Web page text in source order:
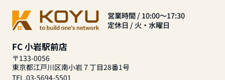
営業時間 / 10:00～17:30
定休日 / 火・水曜日
FC 小岩駅前店
〒133-0056
東京都江戸川区南小岩７丁目28番1号
TEL.03-5694-5501